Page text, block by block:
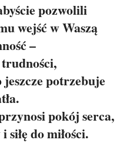
pozwolili
wejść w Waszą
–
jeszcze potrzebuje
pokój serca,
do miłości.